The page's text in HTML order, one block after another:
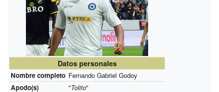
Datos personales
Nombre completo Fernando Gabriel Godoy
Apodo(s)
"Tolito"